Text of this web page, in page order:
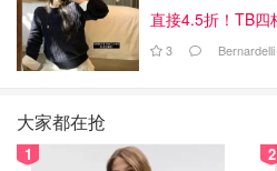
直接4.5折！TB四
3 Bernardelli
大家都在抢
1 2